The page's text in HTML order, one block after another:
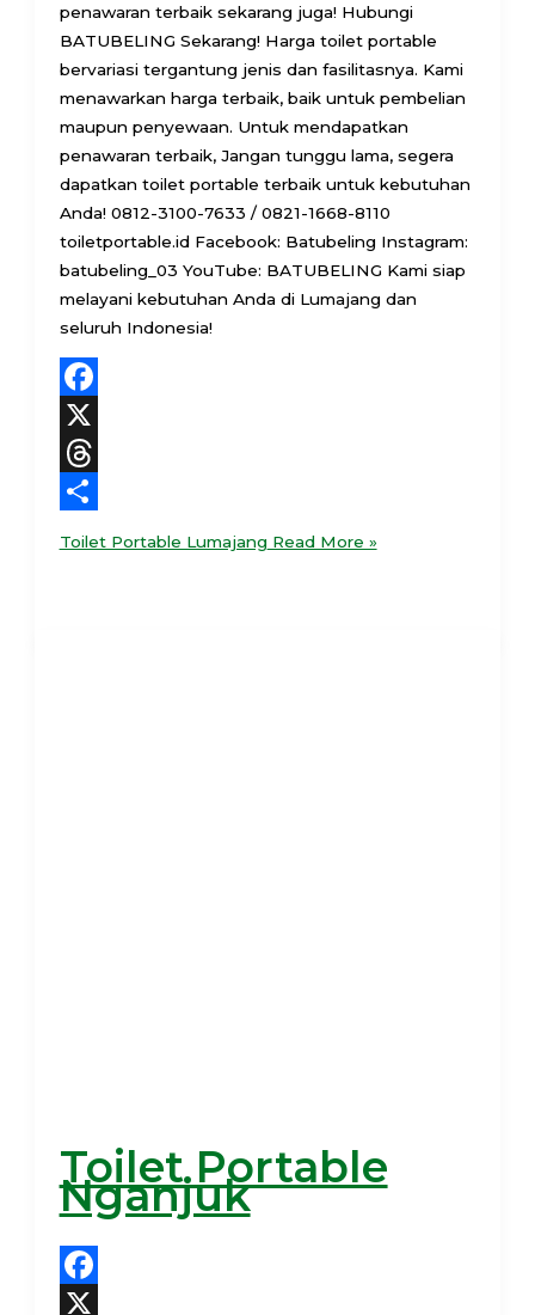
penawaran terbaik sekarang juga! Hubungi
BATUBELING Sekarang! Harga toilet portable
bervariasi tergantung jenis dan fasilitasnya. Kami
menawarkan harga terbaik, baik untuk pembelian
maupun penyewaan. Untuk mendapatkan
penawaran terbaik, Jangan tunggu lama, segera
dapatkan toilet portable terbaik untuk kebutuhan
Anda! 0812-3100-7633 / 0821-1668-8110
toiletportable.id Facebook: Batubeling Instagram:
batubeling_03 YouTube: BATUBELING Kami siap
melayani kebutuhan Anda di Lumajang dan
seluruh Indonesia!
Facebook
X
Threads
Toilet Portable Lumajang Read More »
Toilet Portable
Nganjuk
Facebook